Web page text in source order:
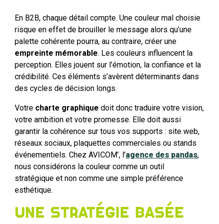
En B2B, chaque détail compte. Une couleur mal choisie
risque en effet de brouiller le message alors qu’une
palette cohérente pourra, au contraire, créer une
empreinte mémorable. Les couleurs influencent la
perception. Elles jouent sur l’émotion, la confiance et la
crédibilité. Ces éléments s’avèrent déterminants dans
des cycles de décision longs.
Votre charte graphique doit donc traduire votre vision,
votre ambition et votre promesse. Elle doit aussi
garantir la cohérence sur tous vos supports : site web,
réseaux sociaux, plaquettes commerciales ou stands
événementiels. Chez AVICOM’, l’agence des pandas,
nous considérons la couleur comme un outil
stratégique et non comme une simple préférence
esthétique.
Une stratégie basée